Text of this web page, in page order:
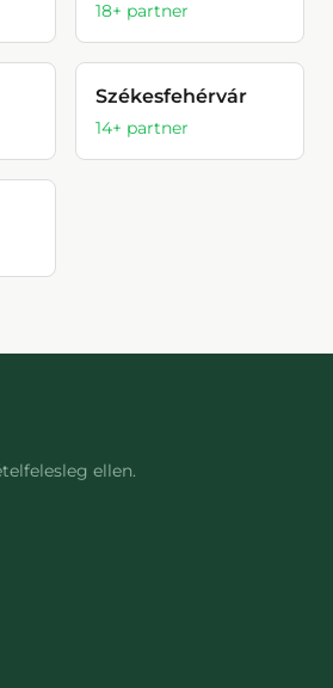
18+ partner
Székesfehérvár
14+ partner
ellen.